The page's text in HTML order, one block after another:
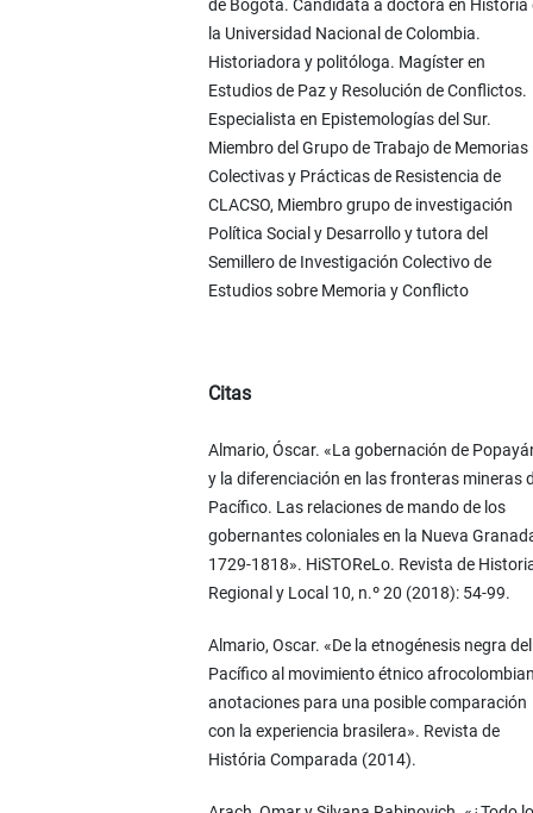
de Bogotá. Candidata a doctora en Historia
la Universidad Nacional de Colombia.
Historiadora y politóloga. Magíster en
Estudios de Paz y Resolución de Conflictos.
Especialista en Epistemologías del Sur.
Miembro del Grupo de Trabajo de Memorias
Colectivas y Prácticas de Resistencia de
CLACSO, Miembro grupo de investigación
Política Social y Desarrollo y tutora del
Semillero de Investigación Colectivo de
Estudios sobre Memoria y Conflicto
Citas
Almario, Óscar. «La gobernación de
y la diferenciación en las fronteras mineras
Pacífico. Las relaciones de mando de los
gobernantes coloniales en la Nueva
1729-1818». HiSTOReLo. Revista de
Regional y Local 10, n.º 20 (2018): 54-99.
Almario, Oscar. «De la etnogénesis negra del
Pacífico al movimiento étnico
anotaciones para una posible comparación
con la experiencia brasilera». Revista de
História Comparada (2014).